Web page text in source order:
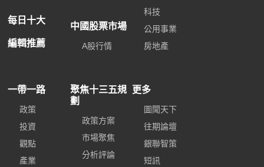
每日十大
編輯推薦
中國股票市場
A股行情
科技
公用事業
房地產
一帶一路
政策
投資
觀點
產業
聚焦十三五規
劃
政策方案
市場聚焦
分析評論
更多
圖聞天下
往期論壇
銀聯智策
短訊